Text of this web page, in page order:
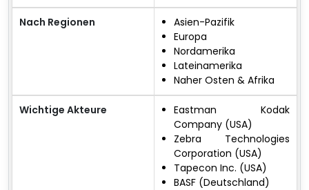
Nach Regionen
Asien-Pazifik
Europa
Nordamerika
Lateinamerika
Naher Osten & Afrika
Wichtige Akteure
Eastman Kodak
Company (USA)
Zebra Technologies
Corporation (USA)
Tapecon Inc. (USA)
BASF (Deutschland)